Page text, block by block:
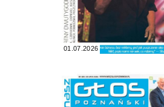
01.07.2026